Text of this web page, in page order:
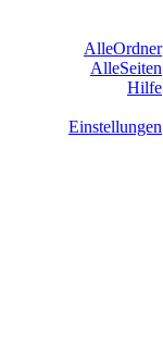
AlleOrdner
AlleSeiten
Hilfe
Einstellungen